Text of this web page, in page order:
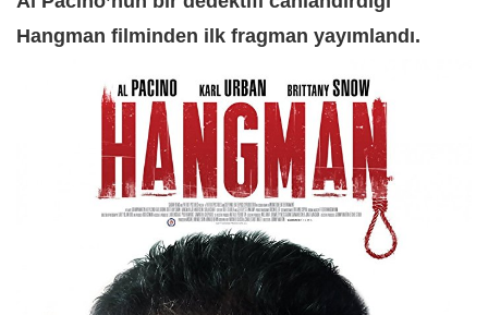
Hangman filminden ilk fragman yayımlandı.